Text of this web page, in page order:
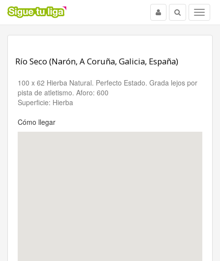
Menu
Buscar
Usuario
Río Seco (Narón, A Coruña, Galicia, España)
100 x 62 Hierba Natural. Perfecto Estado. Grada lejos por
pista de atletismo. Aforo: 600
Superficie: Hierba
Cómo llegar